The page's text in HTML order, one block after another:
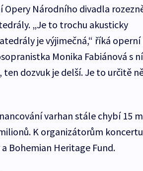
Opery Národního divadla
„Je to trochu akusticky
je výjimečná,“ říká operní
Monika Fabiánová s
dozvuk je delší. Je to určitě
varhan stále chybí 15
K organizátorům
Bohemian Heritage Fund.